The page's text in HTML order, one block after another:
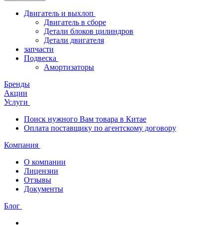
Двигатель и выхлоп
Двигатель в сборе
Детали блоков цилиндров
Детали двигателя
запчасти
Подвеска
Амортизаторы
Бренды
Акции
Услуги
Поиск нужного Вам товара в Китае
Оплата поставщику по агентскому договору
Компания
О компании
Лицензии
Отзывы
Документы
Блог